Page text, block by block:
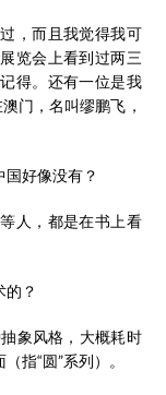
，而且我觉得我可
览会上看到过两三
得。还有一位是我
门，名叫缪鹏飞，
好像没有？
人，都是在书上看
的？
象风格，大概耗时
指“圆”系列）。